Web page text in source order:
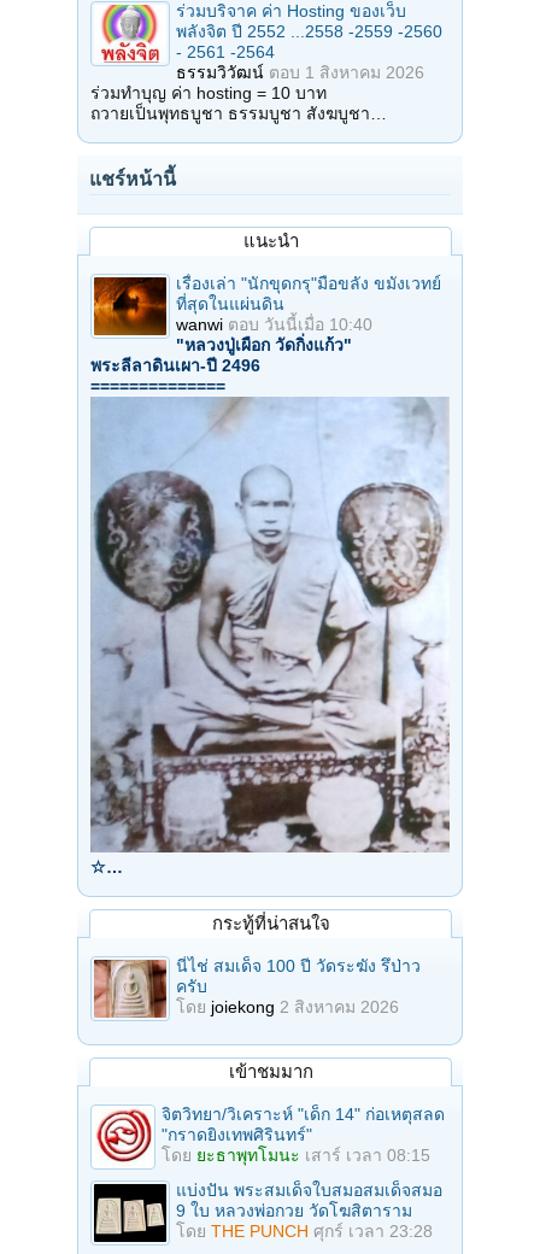
ร่วมบริจาค ค่า Hosting ของเว็บ
พลังจิต ปี 2552 ...2558 -2559 -2560
- 2561 -2564
ธรรมวิวัฒน์ ตอบ 1 สิงหาคม 2026
ร่วมทำบุญ ค่า hosting = 10 บาท
ถวายเป็นพุทธบูชา ธรรมบูชา สังฆบูชา…
แชร์หน้านี้
แนะนำ
เรื่องเล่า "นักขุดกรุ"มือขลัง ขมังเวทย์
ที่สุดในแผ่นดิน
wanwi ตอบ วันนี้เมื่อ 10:40
"หลวงปู่เผือก วัดกิ่งแก้ว"
พระลีลาดินเผา-ปี 2496
==============
☆…
กระทู้ที่น่าสนใจ
นี่ไช่ สมเด็จ 100 ปี วัดระฆัง รึป่าว
ครับ
โดย joiekong 2 สิงหาคม 2026
เข้าชมมาก
จิตวิทยา/วิเคราะห์ "เด็ก 14" ก่อเหตุสลด
"กราดยิงเทพศิรินทร์"
โดย ยะธาพุทโมนะ เสาร์ เวลา 08:15
แบ่งปัน พระสมเด็จใบสมอสมเด็จสมอ
9 ใบ หลวงพ่อกวย วัดโฆสิตาราม
โดย THE PUNCH ศุกร์ เวลา 23:28